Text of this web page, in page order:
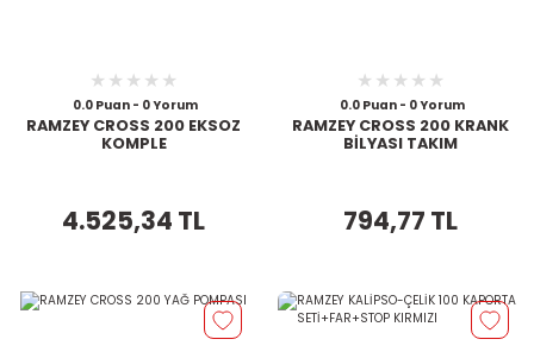
0.0 Puan - 0 Yorum
RAMZEY CROSS 200 EKSOZ
KOMPLE
4.525,34 TL
0.0 Puan - 0 Yorum
RAMZEY CROSS 200 KRANK
BİLYASI TAKIM
794,77 TL